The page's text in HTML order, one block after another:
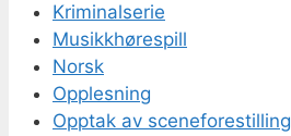
Kriminalserie
Musikkhørespill
Norsk
Opplesning
Opptak av sceneforestilling